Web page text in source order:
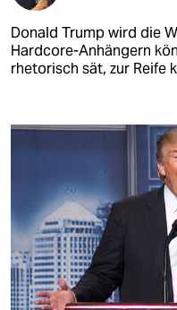
Donald Trump wird die
Hardcore-Anhängern
rhetorisch sät, zur Reife